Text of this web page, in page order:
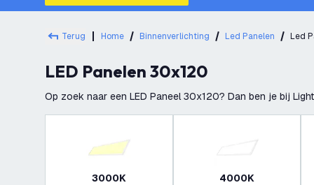
Terug Home Binnenverlichting Led Panelen Led
LED Panelen 30x120
Op zoek naar een LED Paneel 30x120? Dan ben je bij
3000K 4000K